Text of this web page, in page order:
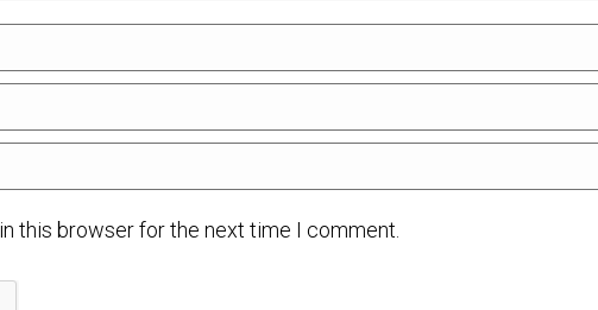
this browser for the next time I comment.